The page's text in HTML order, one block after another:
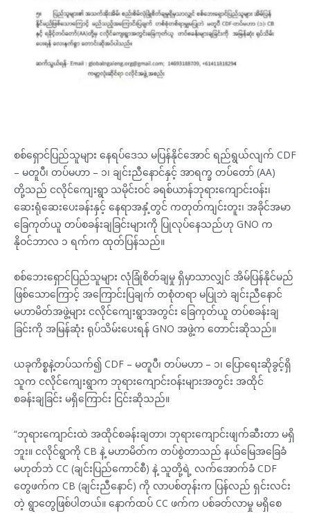
စစ်ရှောင်ပြည်သူများ နေရပ်ဒေသ မပြန်နိုင်အောင် ရည်ရွယ်လျက် CDF
– မတူပီ၊ တပ်မဟာ – ၁၊ ချင်းညီနောင်နှင့် အာရက္ခ တပ်တော် (AA)
တို့သည် ငလိုင်ကျေးရွာ သမိုင်းဝင် ခရစ်ယာန်ဘုရားကျောင်းဝန်း၊
ဆေးရုံဆေးပေးခန်းနှင့် နေရာအနှံ့တွင် ကတုတ်ကျင်းတူး၊ အခိုင်အမာ
ခြေကုတ်ယူ တပ်စခန်းချခြင်းများကို ပြုလုပ်နေသည်ဟု GNO က
နိုဝင်ဘာလ ၁ ရက်က ထုတ်ပြန်သည်။
စစ်ဘေးရှောင်ပြည်သူများ လုံခြုံစိတ်ချမှု ရှိမှာသာလျှင် အိမ်ပြန်နိုင်မည်
ဖြစ်သောကြောင့် အကြောင်းပြချက် တစုံတရာ မပြုဘဲ ချင်းညီနောင်
မဟာမိတ်အဖွဲ့များ ငလိုင်ကျေးရွာအတွင်း ခြေကုတ်ယူ တပ်စခန်းချ
ခြင်းကို အမြန်ဆုံး ရုပ်သိမ်းပေးရန် GNO အဖွဲ့က တောင်းဆိုသည်။
ယခုကိစ္စနဲ့တပ်သက်၍ CDF – မတူပီ၊ တပ်မဟာ – ၁၊ ပြောရေးဆိုခွင့်ရှိ
သူက ငလိုင်ကျေးရွာက ဘုရားကျောင်းဝန်းများအတွင်း အထိုင်
စခန်းချခြင်း မရှိကြောင်း ငြင်းဆိုသည်။
“ဘုရားကျောင်းထဲ အထိုင်စခန်းချတာ၊ ဘုရားကျောင်းဖျက်ဆီးတာ မရှိ
ဘူး။ ငလိုင်ရွာကို CB နဲ့ မဟာမိတ်က တပ်စွဲတာသည် နယ်မြေအခြေခံ
မဟုတ်ဘဲ CC (ချင်းပြည်ကောင်စီ) နဲ့ သူတို့ရဲ့ လက်အောက်ခံ CDF
တွေဖက်က CB (ချင်းညီနောင်) ကို လာပစ်တုန်းက ပြန်လည် ရှင်းလင်း
တဲ့ ရွာတွေဖြစ်ပါတယ်။ နောက်ထပ် CC ဖက်က ပစ်ခတ်လာမှု မရှိစေ